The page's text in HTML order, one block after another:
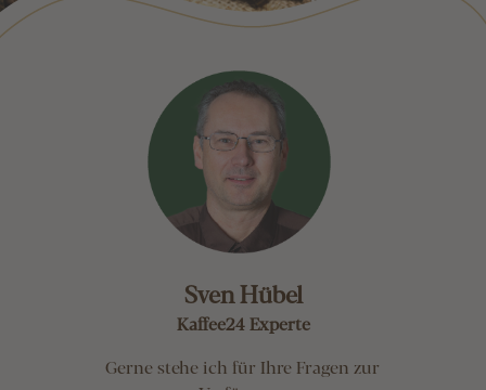
Sven Hübel
Kaffee24 Experte
Gerne stehe ich für Ihre Fragen zur